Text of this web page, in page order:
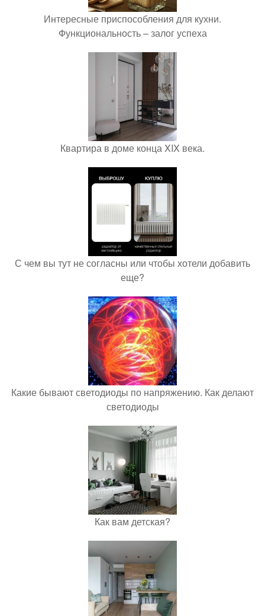
Интересные приспособления для кухни.
Функциональность – залог успеха
Квартира в доме конца XIX века.
С чем вы тут не согласны или чтобы хотели добавить
еще?
Какие бывают светодиоды по напряжению. Как делают
светодиоды
Как вам детская?